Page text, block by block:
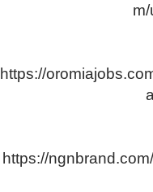
https://
https://